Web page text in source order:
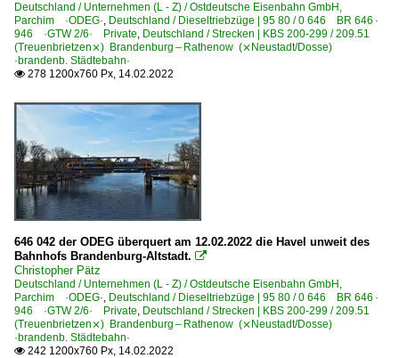
Deutschland / Unternehmen (L - Z) / Ostdeutsche Eisenbahn GmbH,
Parchim ·ODEG·, Deutschland / Dieseltriebzüge | 95 80 / 0 646 BR 646 ·
946 ·GTW 2/6· Private, Deutschland / Strecken | KBS 200-299 / 209.51
(Treuenbrietzen⨯) Brandenburg – Rathenow (⨯Neustadt/Dosse)
·brandenb. Städtebahn·
 278 1200x760 Px, 14.02.2022
646 042 der ODEG überquert am 12.02.2022 die Havel unweit des
Bahnhofs Brandenburg-Altstadt. 
Christopher Pätz
Deutschland / Unternehmen (L - Z) / Ostdeutsche Eisenbahn GmbH,
Parchim ·ODEG·, Deutschland / Dieseltriebzüge | 95 80 / 0 646 BR 646 ·
946 ·GTW 2/6· Private, Deutschland / Strecken | KBS 200-299 / 209.51
(Treuenbrietzen⨯) Brandenburg – Rathenow (⨯Neustadt/Dosse)
·brandenb. Städtebahn·
 242 1200x760 Px, 14.02.2022